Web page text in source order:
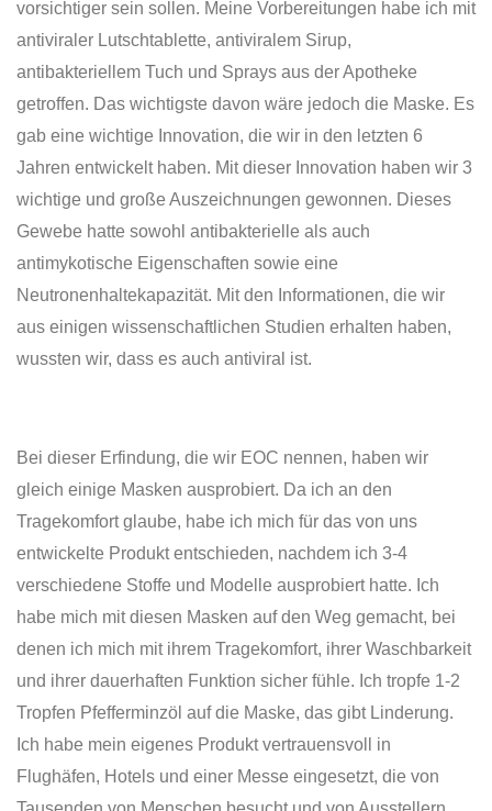
vorsichtiger sein sollen. Meine Vorbereitungen habe ich mit
antiviraler Lutschtablette, antiviralem Sirup,
antibakteriellem Tuch und Sprays aus der Apotheke
getroffen. Das wichtigste davon wäre jedoch die Maske. Es
gab eine wichtige Innovation, die wir in den letzten 6
Jahren entwickelt haben. Mit dieser Innovation haben wir 3
wichtige und große Auszeichnungen gewonnen. Dieses
Gewebe hatte sowohl antibakterielle als auch
antimykotische Eigenschaften sowie eine
Neutronenhaltekapazität. Mit den Informationen, die wir
aus einigen wissenschaftlichen Studien erhalten haben,
wussten wir, dass es auch antiviral ist.
Bei dieser Erfindung, die wir EOC nennen, haben wir
gleich einige Masken ausprobiert. Da ich an den
Tragekomfort glaube, habe ich mich für das von uns
entwickelte Produkt entschieden, nachdem ich 3-4
verschiedene Stoffe und Modelle ausprobiert hatte. Ich
habe mich mit diesen Masken auf den Weg gemacht, bei
denen ich mich mit ihrem Tragekomfort, ihrer Waschbarkeit
und ihrer dauerhaften Funktion sicher fühle. Ich tropfe 1-2
Tropfen Pfefferminzöl auf die Maske, das gibt Linderung.
Ich habe mein eigenes Produkt vertrauensvoll in
Flughäfen, Hotels und einer Messe eingesetzt, die von